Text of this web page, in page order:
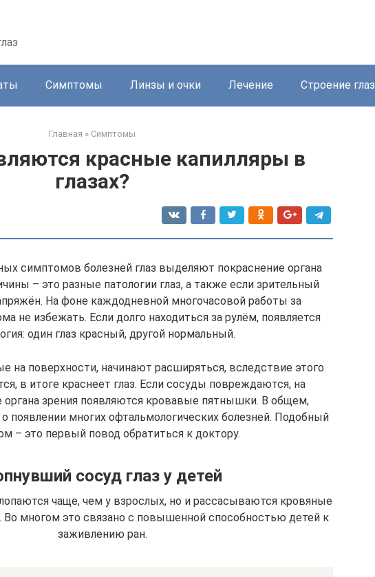
Симптомы Линзы и очки Лечение Строение глаз
Главная » Симптомы
красные капилляры в
глазах?
симптомов болезней глаз выделяют покраснение органа
– это разные патологии глаз, а также если зрительный
На фоне каждодневной многочасовой работы за
не избежать. Если долго находиться за рулём, появляется
один глаз красный, другой нормальный.
на поверхности, начинают расширяться, вследствие этого
в итоге краснеет глаз. Если сосуды повреждаются, на
органа зрения появляются кровавые пятнышки. В общем,
о появлении многих офтальмологических болезней. Подобный
– это первый повод обратиться к доктору.
сосуд глаз у детей
чаще, чем у взрослых, но и рассасываются кровяные
Во многом это связано с повышенной способностью детей к
заживлению ран.